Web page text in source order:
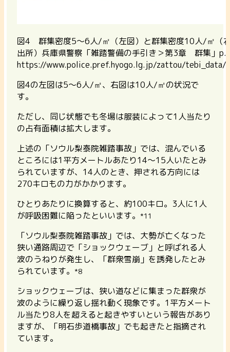
図4 群集密度5～6人/㎡（左図）と群集密度10人/㎡（
出所）兵庫県警察「雑踏警備の手引き＞第3章 群集」
https://www.police.pref.hyogo.lg.jp/zattou/tebi_data/
図4の左図は5～6人/㎡、右図は10人/㎡の状況で
す。
ただし、同じ状態でも冬場は服装によって1人当たり
の占有面積は拡大します。
上述の「ソウル梨泰院雑踏事故」では、混んでいる
ところには1平方メートルあたり14～15人いたとみ
られていますが、14人のとき、押される方向には
270キロもの力がかかります。
ひとりあたりに換算すると、約100キロ。3人に1人
が呼吸困難に陥ったといいます。 *11
「ソウル梨泰院雑踏事故」では、大勢が亡くなった
狭い通路周辺で「ショックウェーブ」と呼ばれる人
波のうねりが発生し、「群衆雪崩」を誘発したとみ
られています。 *8
ショックウェーブは、狭い道などに集まった群衆が
波のように繰り返し揺れ動く現象です。1平方メート
ル当たり8人を超えると起きやすいという報告があり
ますが、「明石歩道橋事故」でも起きたと指摘され
ています。